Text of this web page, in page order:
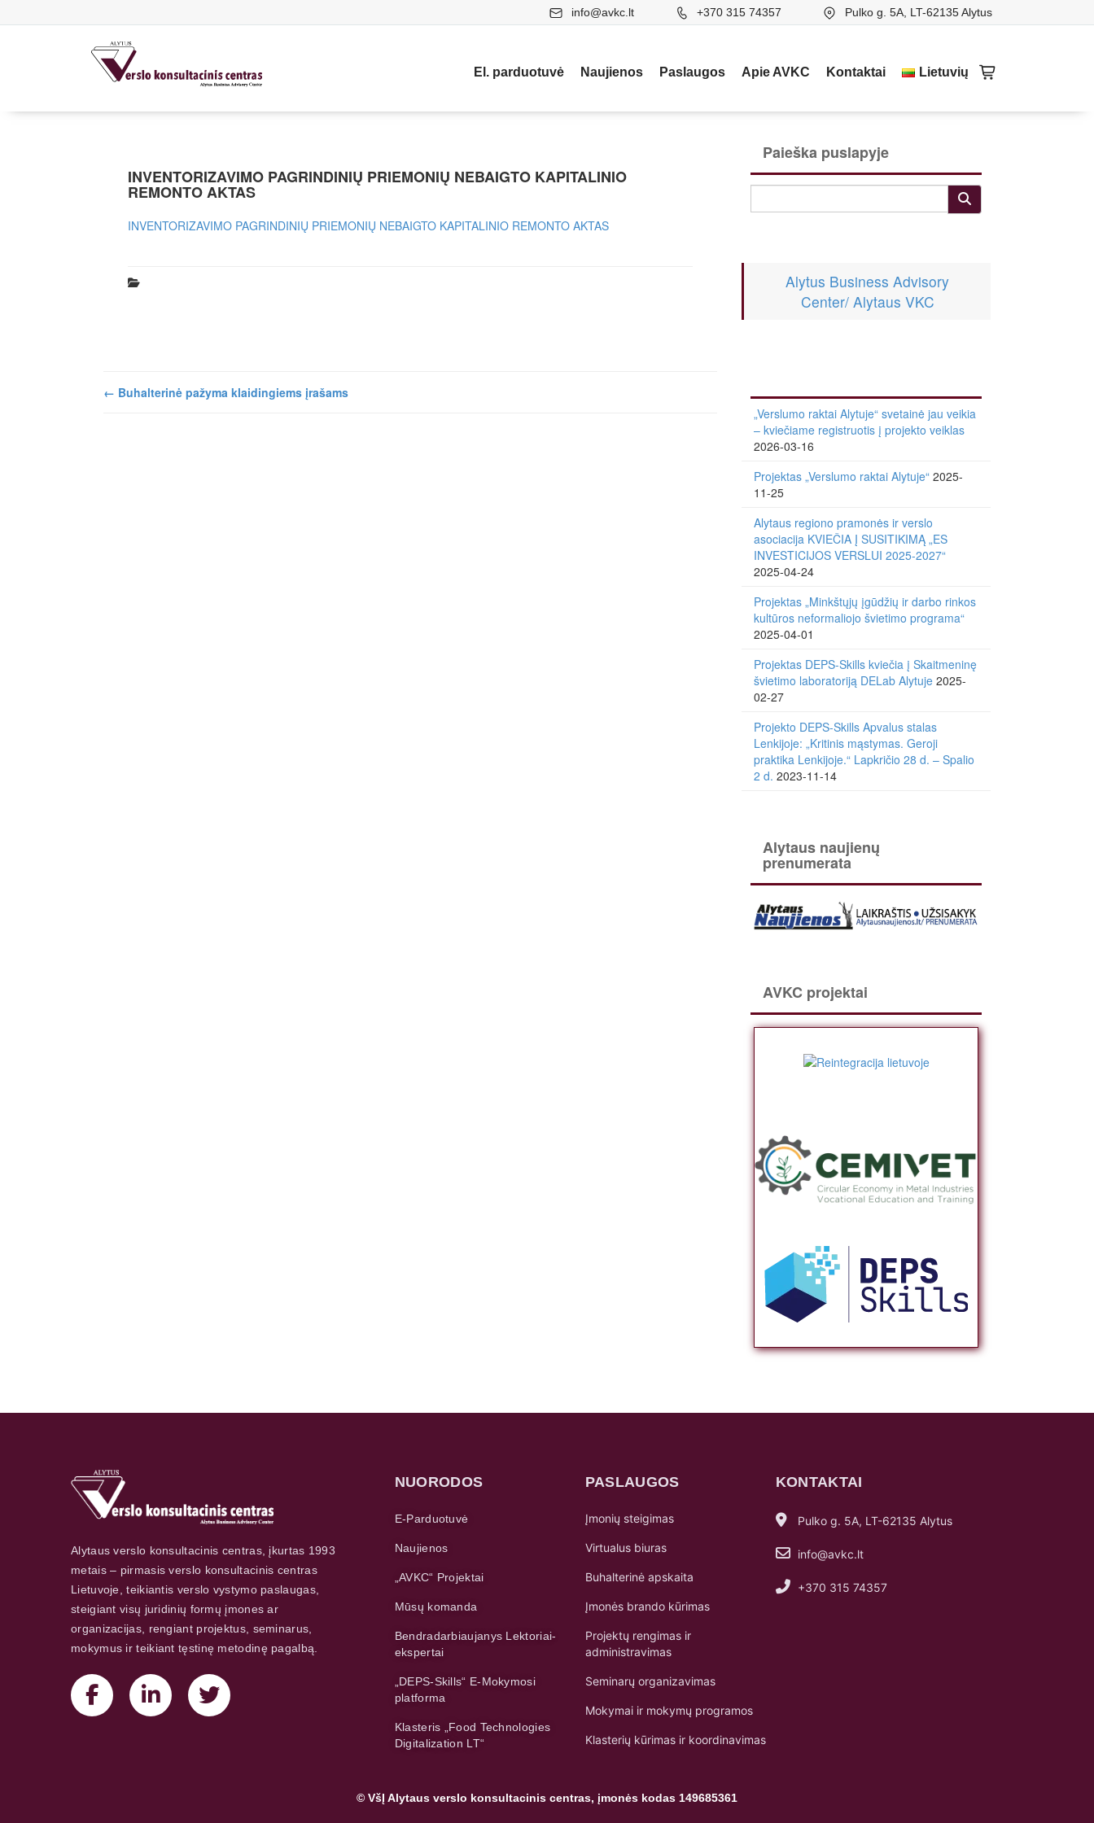
info@avkc.lt +370 315 74357 Pulko g. 5A, LT-62135 Alytus
El. parduotuvė Naujienos Paslaugos Apie AVKC Kontaktai Lietuvių
INVENTORIZAVIMO PAGRINDINIŲ PRIEMONIŲ NEBAIGTO KAPITALINIO
REMONTO AKTAS
INVENTORIZAVIMO PAGRINDINIŲ PRIEMONIŲ NEBAIGTO KAPITALINIO REMONTO AKTAS
← Buhalterinė pažyma klaidingiems įrašams
Paieška puslapyje
Alytus Business Advisory
Center/ Alytaus VKC
„Verslumo raktai Alytuje“ svetainė jau veikia
– kviečiame registruotis į projekto veiklas
2026-03-16
Projektas „Verslumo raktai Alytuje“ 2025-
11-25
Alytaus regiono pramonės ir verslo
asociacija KVIEČIA Į SUSITIKIMĄ „ES
INVESTICIJOS VERSLUI 2025-2027“
2025-04-24
Projektas „Minkštųjų įgūdžių ir darbo rinkos
kultūros neformaliojo švietimo programa“
2025-04-01
Projektas DEPS-Skills kviečia į Skaitmeninę
švietimo laboratoriją DELab Alytuje 2025-
02-27
Projekto DEPS-Skills Apvalus stalas
Lenkijoje: „Kritinis mąstymas. Geroji
praktika Lenkijoje.“ Lapkričio 28 d. – Spalio
2 d. 2023-11-14
Alytaus naujienų
prenumerata
AVKC projektai
Alytaus verslo konsultacinis centras, įkurtas 1993
metais – pirmasis verslo konsultacinis centras
Lietuvoje, teikiantis verslo vystymo paslaugas,
steigiant visų juridinių formų įmones ar
organizacijas, rengiant projektus, seminarus,
mokymus ir teikiant tęstinę metodinę pagalbą.
NUORODOS
E-Parduotuvė
Naujienos
„AVKC“ Projektai
Mūsų komanda
Bendradarbiaujanys Lektoriai-
ekspertai
„DEPS-Skills“ E-Mokymosi
platforma
Klasteris „Food Technologies
Digitalization LT“
PASLAUGOS
Įmonių steigimas
Virtualus biuras
Buhalterinė apskaita
Įmonės brando kūrimas
Projektų rengimas ir
administravimas
Seminarų organizavimas
Mokymai ir mokymų programos
Klasterių kūrimas ir koordinavimas
KONTAKTAI
Pulko g. 5A, LT-62135 Alytus
info@avkc.lt
+370 315 74357
© VšĮ Alytaus verslo konsultacinis centras, įmonės kodas 149685361